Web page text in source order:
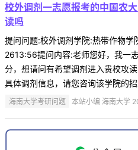
校外调剂一志愿报考的中国农
读吗
提问问题:校外调剂学院:热带作物
2613:56提问内容:老师您好，我一
分，想请问有希望调剂进入贵校攻
具体调剂信息，请您咨询该学院的
海南大学考研问题 本站小编 海南大学